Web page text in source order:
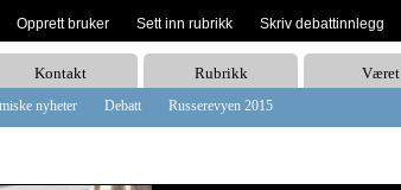
Opprett bruker Sett inn rubrikk Skriv debattinnlegg
Kontakt Rubrikk Været
nyheter Debatt Russerevyen 2015